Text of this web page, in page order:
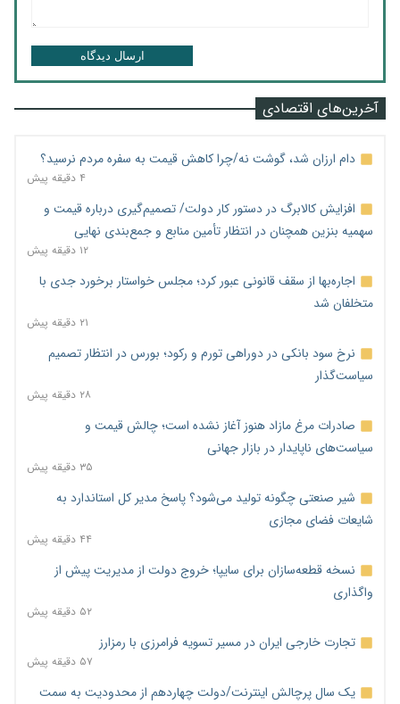
ارسال دیدگاه
آخرین‌های اقتصادی
دام ارزان شد، گوشت نه/چرا کاهش قیمت به سفره مردم نرسید؟
۴ دقیقه پیش
افزایش کالابرگ در دستور کار دولت/ تصمیم‌گیری درباره قیمت و
سهمیه بنزین همچنان در انتظار تأمین منابع و جمع‌بندی نهایی
۱۲ دقیقه پیش
اجاره‌بها از سقف قانونی عبور کرد؛ مجلس خواستار برخورد جدی با
متخلفان شد
۲۱ دقیقه پیش
نرخ سود بانکی در دوراهی تورم و رکود؛ بورس در انتظار تصمیم
سیاست‌گذار
۲۸ دقیقه پیش
صادرات مرغ مازاد هنوز آغاز نشده است؛ چالش قیمت و
سیاست‌های ناپایدار در بازار جهانی
۳۵ دقیقه پیش
شیر صنعتی چگونه تولید می‌شود؟ پاسخ مدیر کل استاندارد به
شایعات فضای مجازی
۴۴ دقیقه پیش
نسخه قطعه‌سازان برای سایپا؛ خروج دولت از مدیریت پیش از
واگذاری
۵۲ دقیقه پیش
تجارت خارجی ایران در مسیر تسویه فرامرزی با رمزارز
۵۷ دقیقه پیش
یک سال پرچالش اینترنت/دولت چهاردهم از محدودیت به سمت